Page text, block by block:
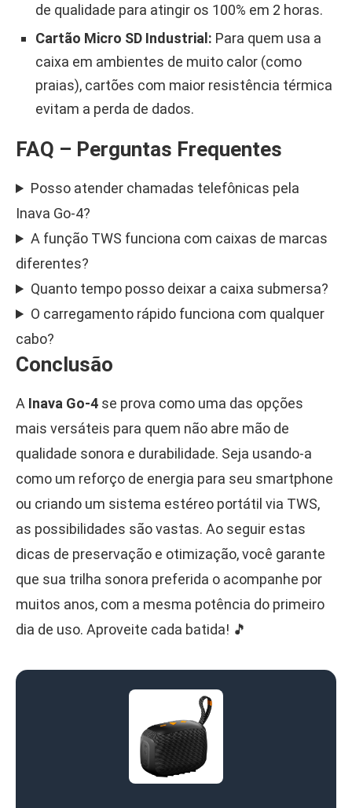
de qualidade para atingir os 100% em 2 horas.
Cartão Micro SD Industrial: Para quem usa a
caixa em ambientes de muito calor (como
praias), cartões com maior resistência térmica
evitam a perda de dados.
FAQ – Perguntas Frequentes
Posso atender chamadas telefônicas pela
Inava Go-4?
A função TWS funciona com caixas de marcas
diferentes?
Quanto tempo posso deixar a caixa submersa?
O carregamento rápido funciona com qualquer
cabo?
Conclusão
A Inava Go-4 se prova como uma das opções
mais versáteis para quem não abre mão de
qualidade sonora e durabilidade. Seja usando-a
como um reforço de energia para seu smartphone
ou criando um sistema estéreo portátil via TWS,
as possibilidades são vastas. Ao seguir estas
dicas de preservação e otimização, você garante
que sua trilha sonora preferida o acompanhe por
muitos anos, com a mesma potência do primeiro
dia de uso. Aproveite cada batida! 🎵